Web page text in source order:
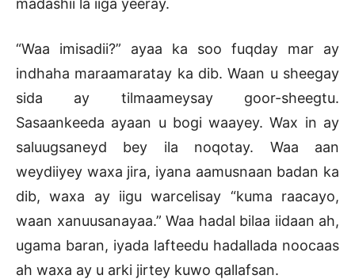
madashii la iiga yeeray.
“Waa imisadii?” ayaa ka soo fuqday mar ay
indhaha maraamaratay ka dib. Waan u sheegay
sida ay tilmaameysay goor-sheegtu.
Sasaankeeda ayaan u bogi waayey. Wax in ay
saluugsaneyd bey ila noqotay. Waa aan
weydiiyey waxa jira, iyana aamusnaan badan ka
dib, waxa ay iigu warcelisay “kuma raacayo,
waan xanuusanayaa.” Waa hadal bilaa iidaan ah,
ugama baran, iyada lafteedu hadallada noocaas
ah waxa ay u arki jirtey kuwo qallafsan.